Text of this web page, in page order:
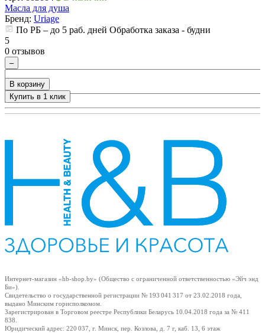
Масла для душа
Бренд: Uriage
По РБ – до 5 раб. дней Обработка заказа - будни
5
0 отзывов
–
+
В корзину
Купить в 1 клик
Интернет-магазин «hb-shop.by» (Общество с ограниченной ответственностью «Эйч энд
Би»).
Свидетельство о государственной регистрации № 193 041 317 от 23.02.2018 года,
выдано Минским горисполкомом.
Зарегистрирован в Торговом реестре Республики Беларусь 10.04.2018 года за № 411
838.
Юридический адрес: 220 037, г. Минск, пер. Козлова, д. 7 г, каб. 13, 6 этаж